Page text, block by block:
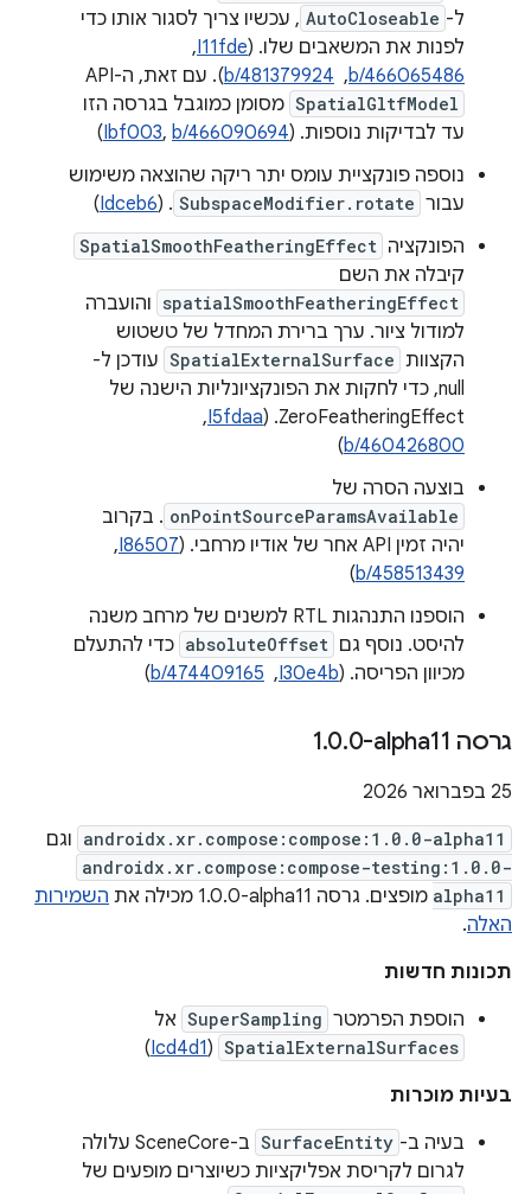
ל- AutoCloseable , עכשיו צריך לסגור אותו כדי
לפנות את המשאבים שלו. (I11fde
, ‏
b/466065486
, ‏
b/481379924). עם זאת, ה-API‏
SpatialGltfModel מסומן כמוגבל בגרסה הזו
עד לבדיקות נוספות. (
Ibf003, b/466090694
)
נוספה פונקציית עומס יתר ריקה שהוצאה משימוש
עבור SubspaceModifier.rotate
. (
Idceb6
)
הפונקציה SpatialSmoothFeatheringEffect
קיבלה את השם
spatialSmoothFeatheringEffect והועברה
למודול ציור. ערך ברירת המחדל של טשטוש
הקצוות SpatialExternalSurface עודכן ל-
null, כדי לחקות את הפונקציונליות הישנה של
ZeroFeatheringEffect. (
I5fdaa
, ‏
b/460426800
)
בוצעה הסרה של
onPointSourceParamsAvailable . בקרוב
יהיה זמין API אחר של אודיו מרחבי. (
I86507
, ‏
b/458513439
)
הוספנו התנהגות RTL למשנים של מרחב משנה
להיסט. נוסף גם absoluteOffset כדי להתעלם
מכיוון הפריסה. (I30e4b
, ‏
b/474409165
)
גרסה ‎1 .0.0-alpha11
‫25 בפברואר 2026
androidx.xr.compose:compose:1.0.0-alpha11 וגם
androidx.xr.compose:compose-testing:1.0.0-
alpha11 מופצים. גרסה ‎1.0.0-alpha11 מכילה את
השמירות
האלה.
תכונות חדשות
הוספת הפרמטר SuperSampling אל
SpatialExternalSurfaces
(
Icd4d1
)
בעיות מוכרות
בעיה ב- SurfaceEntity
ב-SceneCore עלולה
לגרום לקריסת אפליקציות כשיוצרים מופעים של